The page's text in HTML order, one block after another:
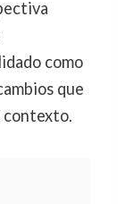
como
que
contexto.